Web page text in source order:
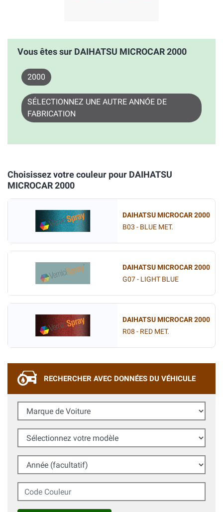
Vous êtes sur DAIHATSU MICROCAR 2000
2000
SÉLECTIONNEZ UNE AUTRE ANNÓE DE
FABRICATION
Choisissez votre couleur pour DAIHATSU
MICROCAR 2000
DAIHATSU MICROCAR 2000
B03 - BLUE MET.
DAIHATSU MICROCAR 2000
G07 - LIGHT BLUE
DAIHATSU MICROCAR 2000
R08 - RED MET.
RECHERCHER AVEC DONNÉES DU VÉHICULE
Marque de Voiture
Sélectionnez votre modèle
Année (facultatif)
Code Couleur